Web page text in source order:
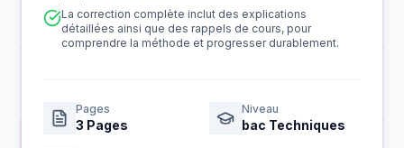
La correction complète inclut des explications
détaillées ainsi que des rappels de cours, pour
comprendre la méthode et progresser durablement.
Pages
3 Pages
Niveau
bac Techniques